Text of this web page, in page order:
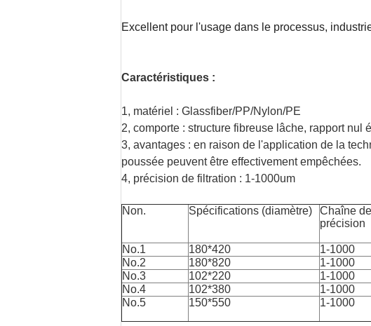
Excellent pour l'usage dans le processus,
Caractéristiques :
1, matériel : Glassfiber/PP/Nylon/PE
2, comporte : structure fibreuse lâche, rapport
3, avantages : en raison de l'application de la
poussée peuvent être effectivement empêchées.
4, précision de filtration : 1-1000um
Non. Spécifications (diamètre)
Chaîne de
précision
No.1
180*420 1-1000
No.2
180*820 1-1000
No.3
102*220 1-1000
No.4
102*380 1-1000
No.5
150*550 1-1000